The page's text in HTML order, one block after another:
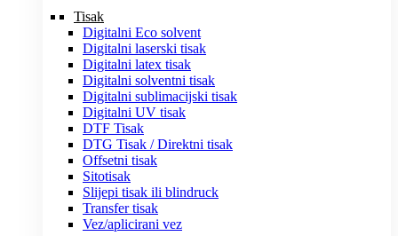
Tisak
Digitalni Eco solvent
Digitalni laserski tisak
Digitalni latex tisak
Digitalni solventni tisak
Digitalni sublimacijski tisak
Digitalni UV tisak
DTF Tisak
DTG Tisak / Direktni tisak
Offsetni tisak
Sitotisak
Slijepi tisak ili blindruck
Transfer tisak
Vez/aplicirani vez